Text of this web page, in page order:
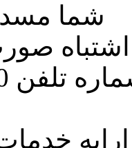
شما
اشتباه
خدمات